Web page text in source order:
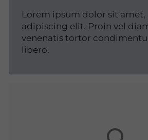
Lorem ipsum dolor sit
adipiscing elit. Proin vel
venenatis tortor
libero.